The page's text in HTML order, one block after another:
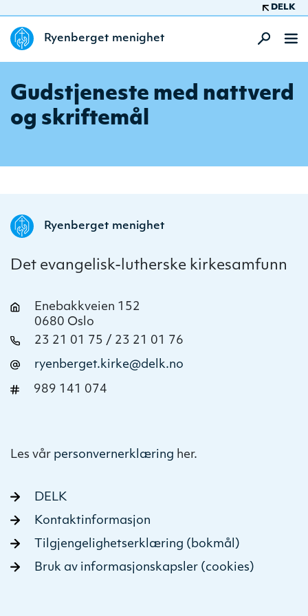
DELK
Ryenberget menighet
Gudstjeneste med nattverd
og skriftemål
Ryenberget menighet
Det evangelisk-lutherske kirkesamfunn
Enebakkveien 152
0680 Oslo
23 21 01 75 / 23 21 01 76
ryenberget.kirke@delk.no
989 141 074
Les vår personvernerklæring her.
DELK
Kontaktinformasjon
Tilgjengelighetserklæring (bokmål)
Bruk av informasjonskapsler (cookies)